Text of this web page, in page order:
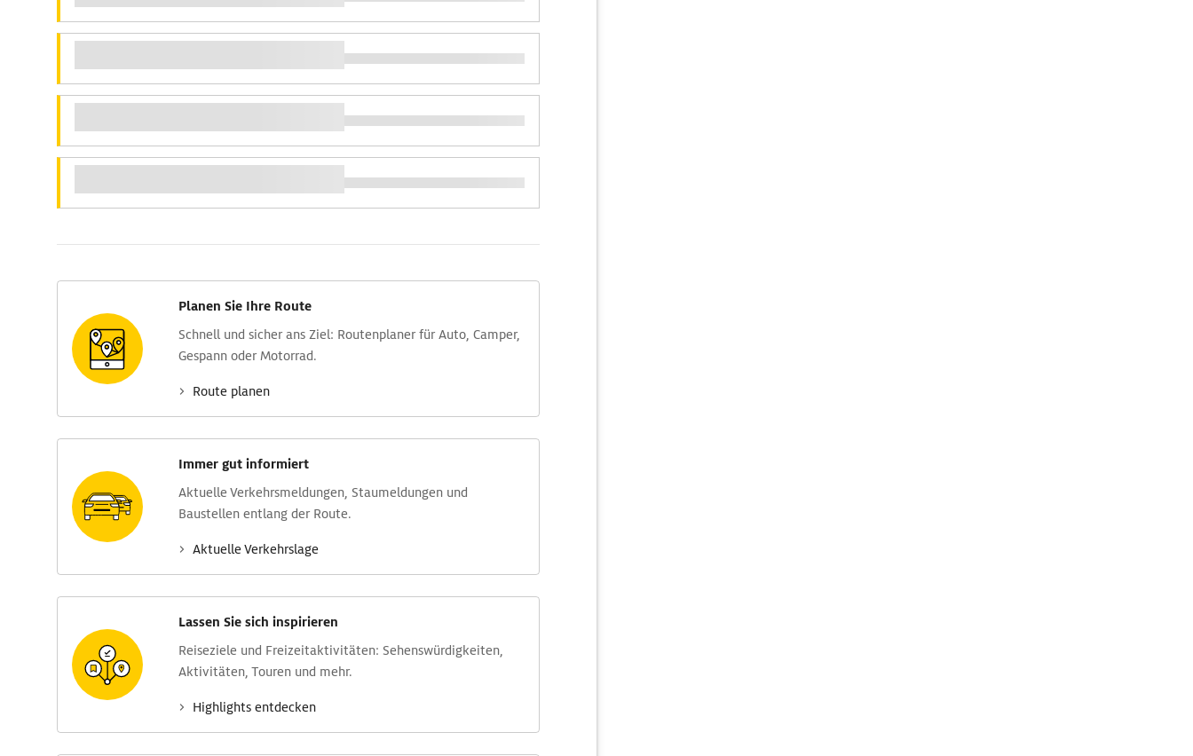
Planen Sie Ihre Route
Schnell und sicher ans Ziel: Routen­planer für Auto, Camper,
Gespann oder Motorrad.
Route planen
Immer gut informiert
Aktuelle Verkehrs­meldungen, Stau­meldungen und
Baustellen entlang der Route.
Aktuelle Verkehrs­lage
Lassen Sie sich inspirieren
Reise­ziele und Freizeit­aktivitäten: Sehens­würdig­keiten,
Aktivitäten, Touren und mehr.
Highlights entdecken